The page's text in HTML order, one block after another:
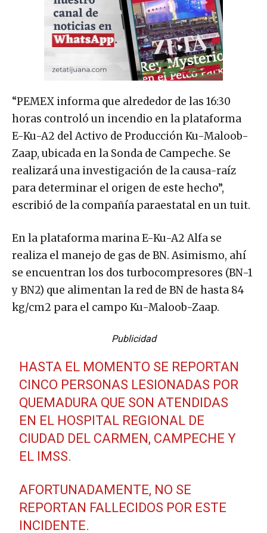
“PEMEX informa que alrededor de las 16:30
horas controló un incendio en la plataforma
E-Ku-A2 del Activo de Producción Ku-Maloob-
Zaap, ubicada en la Sonda de Campeche. Se
realizará una investigación de la causa-raíz
para determinar el origen de este hecho”,
escribió de la compañía paraestatal en un tuit.
En la plataforma marina E-Ku-A2 Alfa se
realiza el manejo de gas de BN. Asimismo, ahí
se encuentran los dos turbocompresores (BN-1
y BN2) que alimentan la red de BN de hasta 84
kg/cm2 para el campo Ku-Maloob-Zaap.
Publicidad
HASTA EL MOMENTO SE REPORTAN
CINCO PERSONAS LESIONADAS POR
QUEMADURA QUE SON ATENDIDAS
EN EL HOSPITAL REGIONAL DE
CIUDAD DEL CARMEN, CAMPECHE Y
EL IMSS.
AFORTUNADAMENTE, NO SE
REPORTAN FALLECIDOS POR ESTE
INCIDENTE.